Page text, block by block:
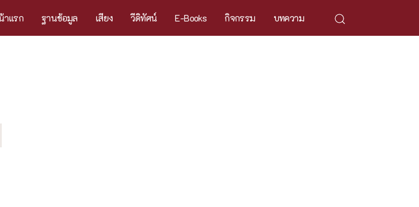
าแรก ฐานข้อมูล เสียง วีดิทัศน์ E-Books กิจกรรม บทความ